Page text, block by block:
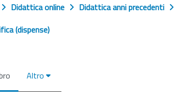
Didattica online Didattica anni precedenti
(dispense)
Altro